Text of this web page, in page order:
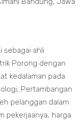
sebagai ahli
Porong dengan
kedalaman pada
Pertambangan
pelanggan dalam
pekerjaanya, harga